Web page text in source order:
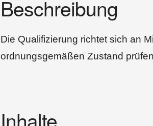
Beschreibung
Die Qualifizierung richtet sich an
ordnungsgemäßen Zustand
Inhalte